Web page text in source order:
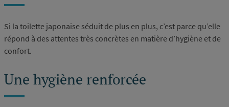
Si la toilette japonaise séduit de plus en plus, c’est parce qu’elle
répond à des attentes très concrètes en matière d’hygiène et de
confort.
Une hygiène renforcée